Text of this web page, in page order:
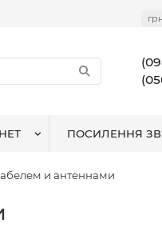
ПОСИЛЕННЯ
и антеннами